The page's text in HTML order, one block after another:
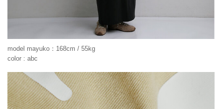
model mayuko：168cm / 55kg
color : abc